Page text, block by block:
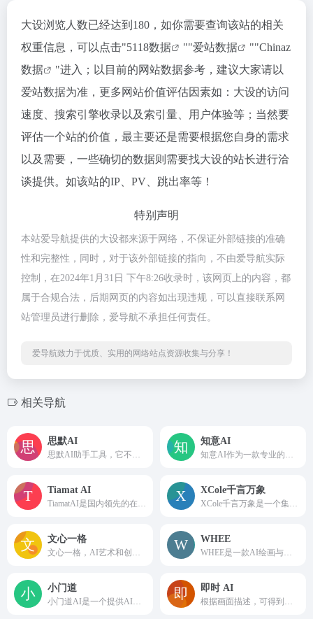
大设浏览人数已经达到180，如你需要查询该站的相关
权重信息，可以点击"5118数据 ""爱站数据 ""Chinaz
数据
"进入；以目前的网站数据参考，建议大家请以
爱站数据为准，更多网站价值评估因素如：大设的访问
速度、搜索引擎收录以及索引量、用户体验等；当然要
评估一个站的价值，最主要还是需要根据您自身的需求
以及需要，一些确切的数据则需要找大设的站长进行洽
谈提供。如该站的IP、PV、跳出率等！
特别声明
本站爱导航提供的大设都来源于网络，不保证外部链接的准确
性和完整性，同时，对于该外部链接的指向，不由爱导航实际
控制，在2024年1月31日 下午8:26收录时，该网页上的内容，都
属于合规合法，后期网页的内容如出现违规，可以直接联系网
站管理员进行删除，爱导航不承担任何责任。
爱导航致力于优质、实用的网络站点资源收集与分享！
相关导航
思默AI 知意AI
Tiamat AI XCole千言万象
文心一格 WHEE
小门道 即时 AI